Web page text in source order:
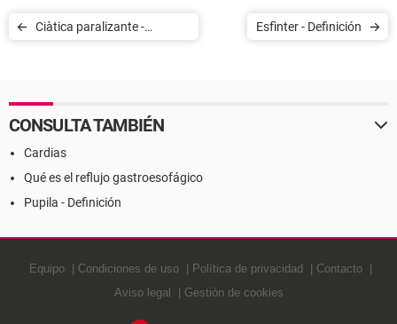
Ciàtica paralizante -
Esfìnter - Definición
CONSULTA TAMBIÉN
Cardias
Qué es el reflujo gastroesofágico
Pupila - Definición
Equipo Condiciones de uso Política de privacidad
Contacto
Aviso legal
Gestión de cookies